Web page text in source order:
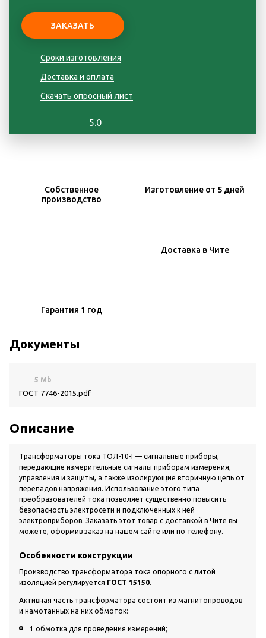
Сроки изготовления
Доставка и оплата
Скачать опросный лист
5.0
Собственное
производство
Изготовление от 5 дней
Доставка в Чите
Гарантия 1 год
Документы
5 Mb
ГОСТ 7746-2015.pdf
Описание
Трансформаторы тока ТОЛ-10-I — сигнальные приборы,
передающие измерительные сигналы приборам измерения,
управления и защиты, а также изолирующие вторичную цепь от
перепадов напряжения. Использование этого типа
преобразователей тока позволяет существенно повысить
безопасность электросети и подключенных к ней
электроприборов. Заказать этот товар с доставкой в Чите вы
можете, оформив заказ на нашем сайте или по телефону.
Особенности конструкции
Производство трансформатора тока опорного с литой
изоляцией регулируется ГОСТ 15150.
Активная часть трансформатора состоит из магнитопроводов
и намотанных на них обмоток:
1 обмотка для проведения измерений;